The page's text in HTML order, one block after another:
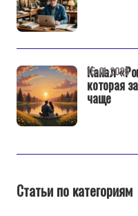
Канал
которая
чаще
15-01-2026
Статьи по категориям